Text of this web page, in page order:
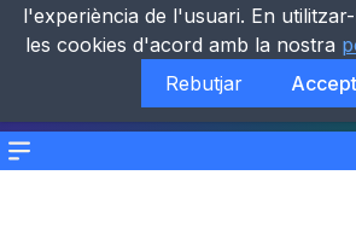
Menu
l'experiència de l'usuari. En
les cookies d'acord amb la nostra
Rebutjar